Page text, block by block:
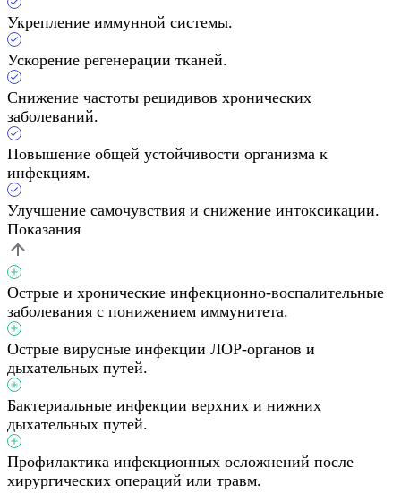
Укрепление иммунной системы.
Ускорение регенерации тканей.
Снижение частоты рецидивов хронических
заболеваний.
Повышение общей устойчивости организма к
инфекциям.
Улучшение самочувствия и снижение интоксикации.
Показания
Острые и хронические инфекционно-воспалительные
заболевания с понижением иммунитета.
Острые вирусные инфекции ЛОР-органов и
дыхательных путей.
Бактериальные инфекции верхних и нижних
дыхательных путей.
Профилактика инфекционных осложнений после
хирургических операций или травм.